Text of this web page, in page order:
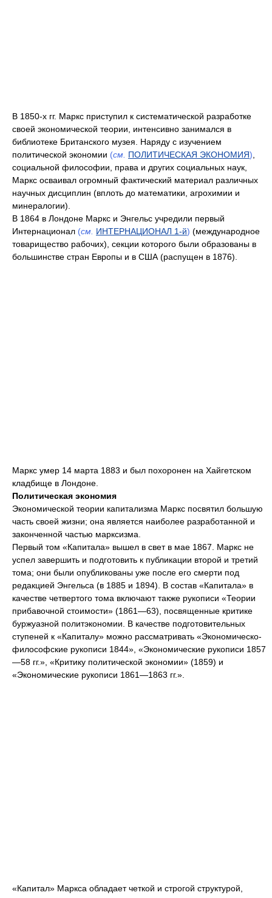
В 1850-х гг. Маркс приступил к систематической разработке
своей экономической теории, интенсивно занимался в
библиотеке Британского музея. Наряду с изучением
политической экономии (см. ПОЛИТИЧЕСКАЯ ЭКОНОМИЯ)
социальной философии, права и других социальных наук,
Маркс осваивал огромный фактический материал различных
научных дисциплин (вплоть до математики, агрохимии и
минералогии).
В 1864 в Лондоне Маркс и Энгельс учредили первый
Интернационал (см. ИНТЕРНАЦИОНАЛ 1-й) (международное
товарищество рабочих), секции которого были образованы в
большинстве стран Европы и в США (распущен в 1876).
Маркс умер 14 марта 1883 и был похоронен на Хайгетском
кладбище в Лондоне.
Политическая экономия
Экономической теории капитализма Маркс посвятил большую
часть своей жизни; она является наиболее разработанной и
законченной частью марксизма.
Первый том «Капитала» вышел в свет в мае 1867. Маркс не
успел завершить и подготовить к публикации второй и третий
тома; они были опубликованы уже после его смерти под
редакцией Энгельса (в 1885 и 1894). В состав «Капитала» в
качестве четвертого тома включают также рукописи «Теории
прибавочной стоимости» (1861—63), посвященные критике
буржуазной политэкономии. В качестве подготовительных
ступеней к «Капиталу» можно рассматривать «Экономическо-
философские рукописи 1844», «Экономические рукописи 1857
—58 гг.», «Критику политической экономии» (1859) и
«Экономические рукописи 1861—1863 гг.».
«Капитал» Маркса обладает четкой и строгой структурой,